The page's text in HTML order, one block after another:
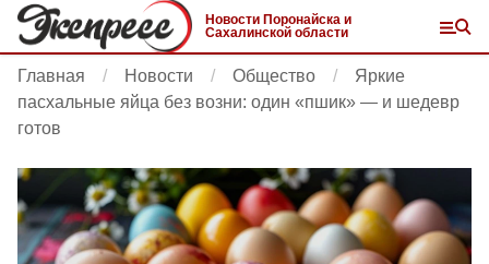
Новости Поронайска и
Сахалинской области
Главная Новости Общество
Яркие
пасхальные яйца без возни: один «пшик» — и шедевр
готов